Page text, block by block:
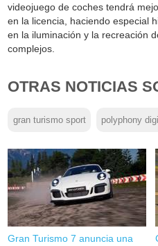
videojuego de coches tendrá
en la licencia, haciendo especial
en la iluminación y la recreación
complejos.
OTRAS NOTICIAS
gran turismo sport polyphony
Gran Turismo 7 anuncia una